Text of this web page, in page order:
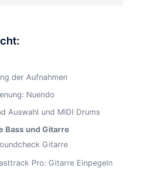
der Aufnahmen
Nuendo
Auswahl und MIDI Drums
Bass und Gitarre
Gitarre
Pro: Gitarre Einpegeln